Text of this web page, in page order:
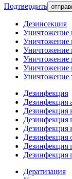
Подтвердить
Дезинсекция
Уничтожение
Уничтожение
Уничтожение
Уничтожение
Уничтожение
Уничтожение
Дезинфекция
Дезинфекция
Дезинфекция
Дезинфекция
Дезинфекция
Дезинфекция
Дезинфекция
Дезинфекция
Дератизация